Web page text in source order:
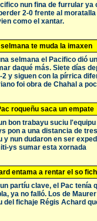
nun fina de furrular
2-0 frente al
como el xantar.
te muda la imaxen
selmana el Pacifico dió
daqué más. Siete días
2 y siguen con la pírrica
foi obra de Chahal a
roqueñu saca un empate
bon trabayu suciu
pon a una distancia de
y nun dudaron en ser
ys sumar esta xornada
entama a rentar el so
partíu clave, el Pac tenía
ya no falló. Los de
del fichaje Régis Achard